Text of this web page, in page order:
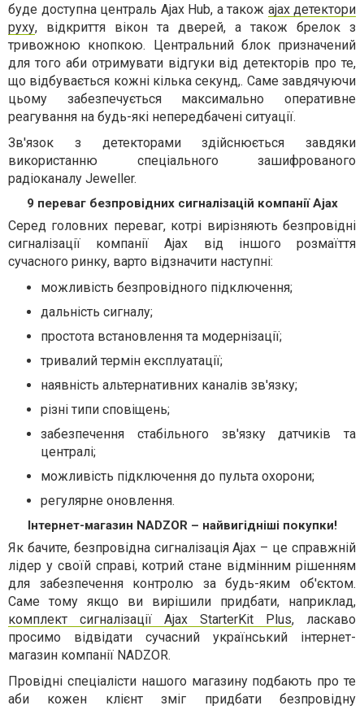
буде доступна централь Ajax Hub, а також ajax детектори
руху, відкриття вікон та дверей, а також брелок з
тривожною кнопкою. Центральний блок призначений
для того аби отримувати відгуки від детекторів про те,
що відбувається кожні кілька секунд,. Саме завдячуючи
цьому забезпечується максимально оперативне
реагування на будь-які непередбачені ситуації.
Зв'язок з детекторами здійснюється завдяки
використанню спеціального зашифрованого
радіоканалу Jeweller.
9 переваг безпровідних сигналізацій компанії Ajax
Серед головних переваг, котрі вирізняють безпровідні
сигналізації компанії Ajax від іншого розмаїття
сучасного ринку, варто відзначити наступні:
можливість безпровідного підключення;
дальність сигналу;
простота встановлення та модернізації;
тривалий термін експлуатації;
наявність альтернативних каналів зв'язку;
різні типи сповіщень;
забезпечення стабільного зв'язку датчиків та
централі;
можливість підключення до пульта охорони;
регулярне оновлення.
Інтернет-магазин NADZOR – найвигідніші покупки!
Як бачите, безпровідна сигналізація Ajax – це справжній
лідер у своїй справі, котрий стане відмінним рішенням
для забезпечення контролю за будь-яким об'єктом.
Саме тому якщо ви вирішили придбати, наприклад,
комплект сигналізації Ajax StarterKit Plus, ласкаво
просимо відвідати сучасний український інтернет-
магазин компанії NADZOR.
Провідні спеціалісти нашого магазину подбають про те
аби кожен клієнт зміг придбати безпровідну